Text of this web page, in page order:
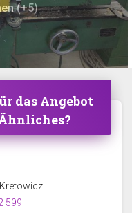
(+5)
das Angebot
599